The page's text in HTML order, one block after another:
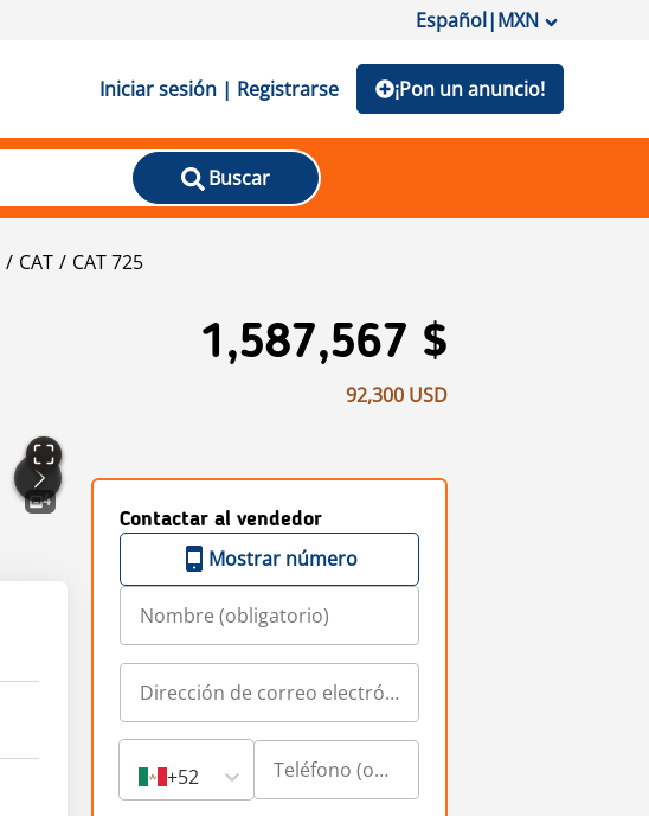
Español|MXN
Iniciar sesión | Registrarse ¡Pon un anuncio!
Buscar
CAT CAT 725
1,587,567 $
92,300 USD
4
Contactar al vendedor
Mostrar número
+52